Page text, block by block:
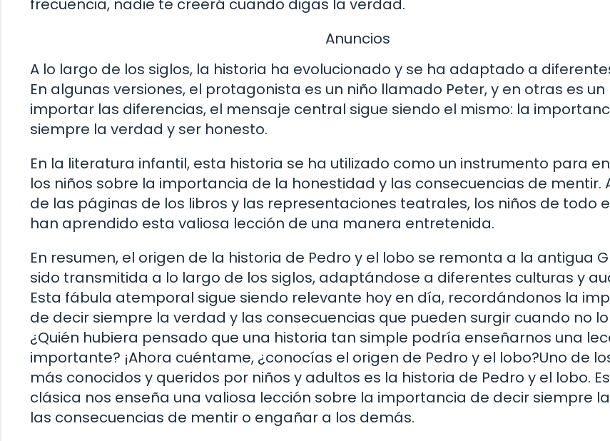
frecuencia, nadie te creerá cuando digas la verdad.
Anuncios
A lo largo de los siglos, la historia ha evolucionado y se ha adaptado a
En algunas versiones, el protagonista es un niño llamado Peter, y en otras es un
importar las diferencias, el mensaje central sigue siendo el mismo: la
siempre la verdad y ser honesto.
En la literatura infantil, esta historia se ha utilizado como un instrumento para
los niños sobre la importancia de la honestidad y las consecuencias de mentir.
de las páginas de los libros y las representaciones teatrales, los niños de todo
han aprendido esta valiosa lección de una manera entretenida.
En resumen, el origen de la historia de Pedro y el lobo se remonta a la antigua
sido transmitida a lo largo de los siglos, adaptándose a diferentes culturas y
Esta fábula atemporal sigue siendo relevante hoy en día, recordándonos la
de decir siempre la verdad y las consecuencias que pueden surgir cuando no
¿Quién hubiera pensado que una historia tan simple podría enseñarnos una
importante? ¡Ahora cuéntame, ¿conocías el origen de Pedro y el lobo?Uno de
más conocidos y queridos por niños y adultos es la historia de Pedro y el lobo.
clásica nos enseña una valiosa lección sobre la importancia de decir siempre
las consecuencias de mentir o engañar a los demás.